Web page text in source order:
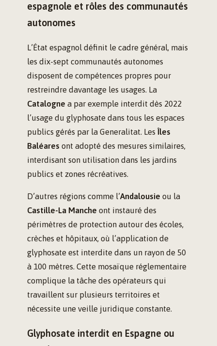
espagnole et rôles des communautés
autonomes
L’État espagnol définit le cadre général, mais
les dix-sept communautés autonomes
disposent de compétences propres pour
restreindre davantage les usages. La
Catalogne a par exemple interdit dès 2022
l’usage du glyphosate dans tous les espaces
publics gérés par la Generalitat. Les Îles
Baléares ont adopté des mesures similaires,
interdisant son utilisation dans les jardins
publics et zones récréatives.
D’autres régions comme l’Andalousie ou la
Castille-La Manche ont instauré des
périmètres de protection autour des écoles,
crèches et hôpitaux, où l’application de
glyphosate est interdite dans un rayon de 50
à 100 mètres. Cette mosaïque réglementaire
complique la tâche des opérateurs qui
travaillent sur plusieurs territoires et
nécessite une veille juridique constante.
Glyphosate interdit en Espagne ou